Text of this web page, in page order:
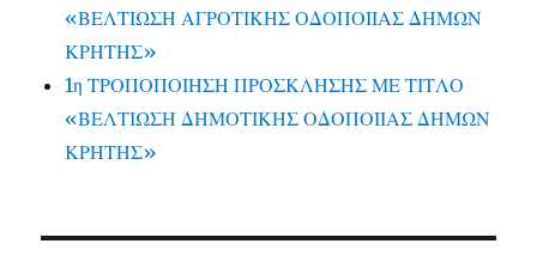
«ΒΕΛΤΙΩΣΗ ΑΓΡΟΤΙΚΗΣ ΟΔΟΠΟΙΙΑΣ ΔΗΜΩΝ
ΚΡΗΤΗΣ»
1η ΤΡΟΠΟΠΟΙΗΣΗ ΠΡΟΣΚΛΗΣΗΣ ΜΕ ΤΙΤΛΟ
«ΒΕΛΤΙΩΣΗ ΔΗΜΟΤΙΚΗΣ ΟΔΟΠΟΙΙΑΣ ΔΗΜΩΝ
ΚΡΗΤΗΣ»